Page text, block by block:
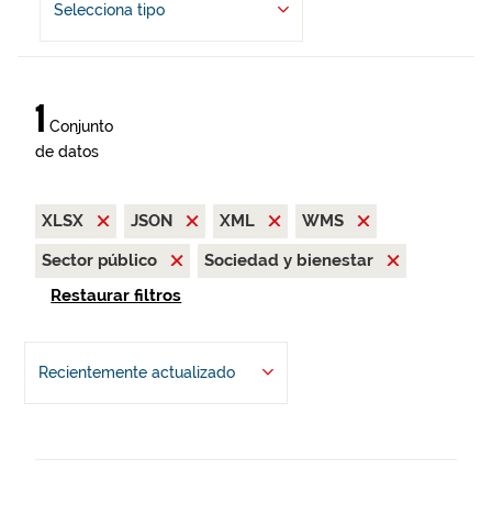
Selecciona tipo
1 Conjunto
de datos
XLSX JSON XML
WMS
Sector público
Sociedad y bienestar
Restaurar filtros
Recientemente actualizado